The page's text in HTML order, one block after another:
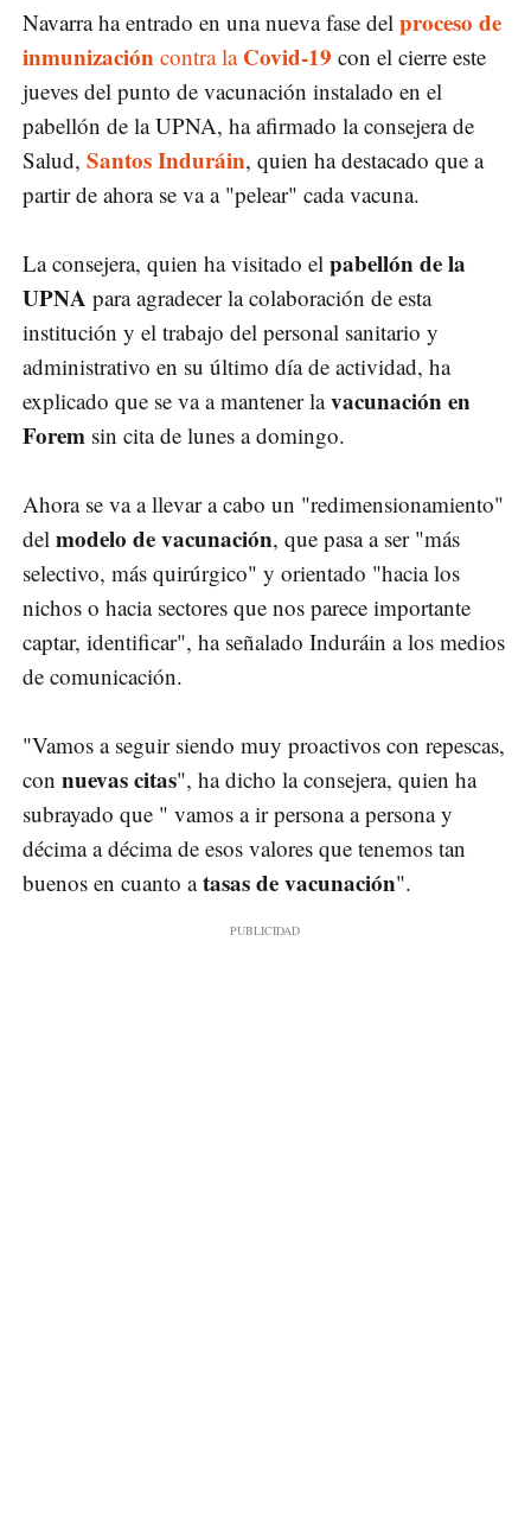
Navarra ha entrado en una nueva fase del proceso de
inmunización contra la Covid-19 con el cierre este
jueves del punto de vacunación instalado en el
pabellón de la UPNA, ha afirmado la consejera de
Salud, Santos Induráin, quien ha destacado que a
partir de ahora se va a "pelear" cada vacuna.
La consejera, quien ha visitado el pabellón de la
UPNA para agradecer la colaboración de esta
institución y el trabajo del personal sanitario y
administrativo en su último día de actividad, ha
explicado que se va a mantener lavacunación en
Forem sin cita de lunes a domingo.
Ahora se va a llevar a cabo un "redimensionamiento"
del modelo de vacunación, que pasa a ser "más
selectivo, más quirúrgico" y orientado "hacia los
nichos o hacia sectores que nos parece importante
captar, identificar", ha señalado Induráin a los medios
de comunicación.
"Vamos a seguir siendo muy proactivos con repescas,
con nuevas citas", ha dicho la consejera, quien ha
subrayado que " vamos a ir persona a persona y
décima a décima de esos valores que tenemos tan
buenos en cuanto atasas de vacunación".